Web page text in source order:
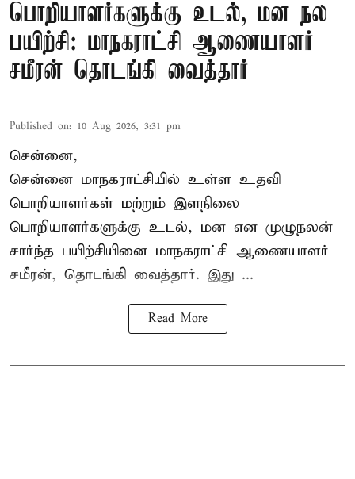
பொறியாளர்களுக்கு உடல், மன நல
பயிற்சி: மாநகராட்சி ஆணையாளர்
சமீரன் தொடங்கி வைத்தார்
Published on: 10 Aug 2026, 3:31 pm
சென்னை,
சென்னை மாநகராட்சியில் உள்ள உதவி
பொறியாளர்கள் மற்றும் இளநிலை
பொறியாளர்களுக்கு உடல், மன என முழுநலன்
சார்ந்த பயிற்சியினை மாநகராட்சி ஆணையாளர்
சமீரன், தொடங்கி வைத்தார். இது ...
Read More